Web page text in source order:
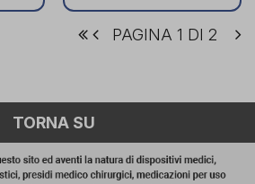
PAGINA 1 DI 2
TORNA SU